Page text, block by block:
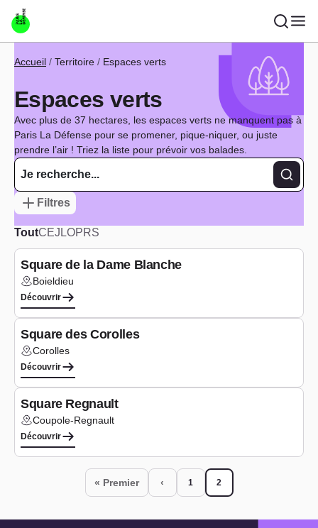
Aller au contenu principal
Fil d'Ariane
Accueil Territoire Espaces verts
Espaces verts
Avec plus de 37 hectares, les espaces verts ne manquent pas à
Paris La Défense pour se promener, pique-niquer, ou juste
prendre l’air ! Triez la liste pour prévoir vos balades.
Filtres
ToutCEJ LOPRS
Square de la Dame Blanche
Lieu :Boieldieu
Découvrir
Square des Corolles
Lieu :Corolles
Découvrir
Square Regnault
Lieu :Coupole-Regnault
Découvrir
Première page
« Premier Page précédente
‹ Page
1 Page courante
2